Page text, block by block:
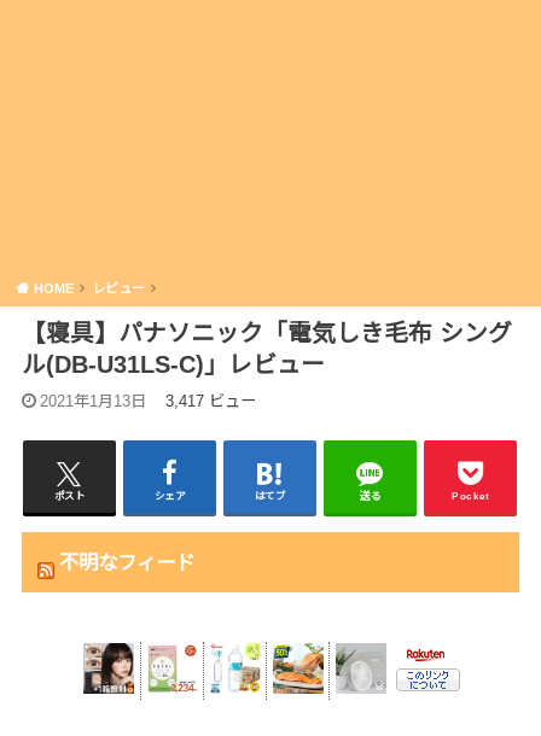
HOME レビュー
【寝具】パナソニック「電気しき毛布 シング
ル(DB-U31LS-C)」レビュー
2021年1月13日 3,417 ビュー
ポスト シェア はてブ 送る Pocket
不明なフィード